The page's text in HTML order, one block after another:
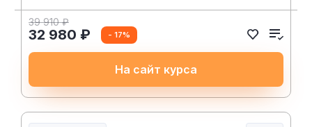
39 910 ₽
32 980 ₽ - 17%
На сайт курса